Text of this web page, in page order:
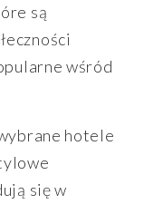
są
wśród
hotele
się w